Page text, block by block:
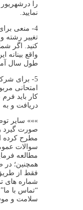
نمایید.
4- منعی
تغییر رشته
کنید. اگر
واقع بینانه
طول سال
5- برای
امتحانی
کار باید
دریافت و به
»»» سایر
صورت گیرد
مطرح کرده
سوالات
مطالعه
همچنین؛ در
فقط از
شماره های
“تماس با
سلامت و